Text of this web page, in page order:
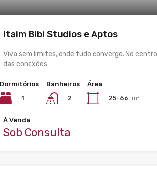
Itaim Bibi Studios e Aptos
Viva sem limites, onde tudo converge. No centro
das conexões…
Dormitórios
1
Banheiros
2
Área
25-66 m²
À Venda
Sob Consulta